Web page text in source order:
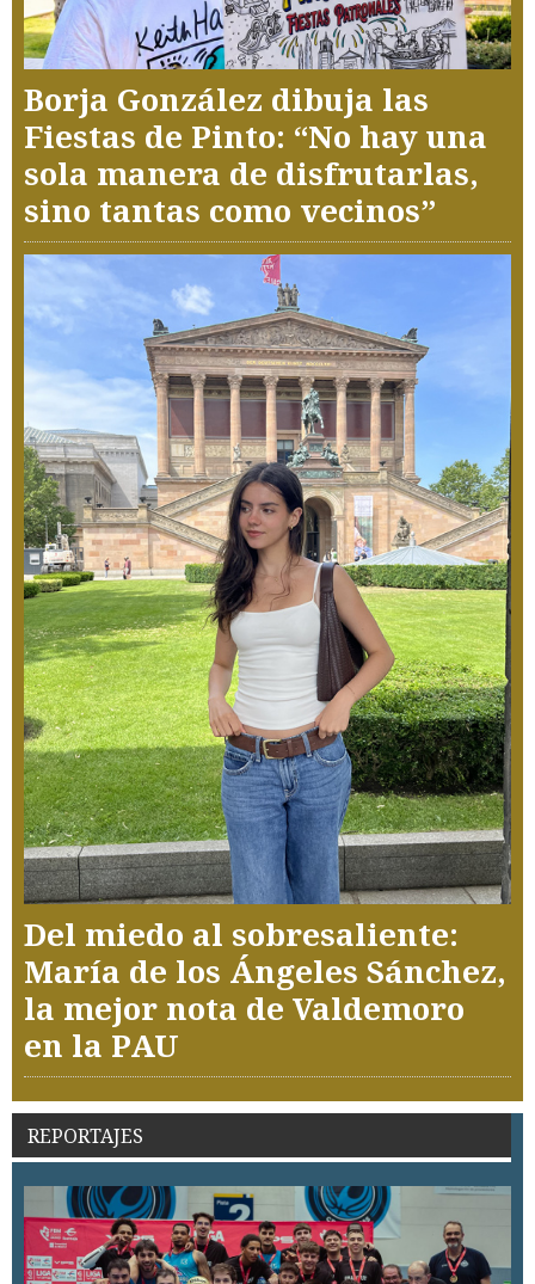
Borja González dibuja las
Fiestas de Pinto: “No hay una
sola manera de disfrutarlas,
sino tantas como vecinos”
Del miedo al sobresaliente:
María de los Ángeles Sánchez,
la mejor nota de Valdemoro
en la PAU
REPORTAJES